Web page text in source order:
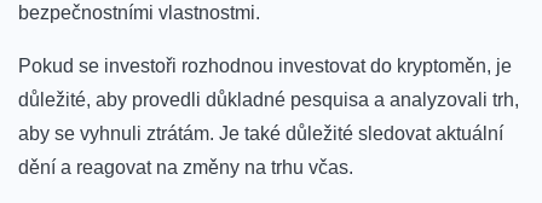
bezpečnostními vlastnostmi.
Pokud se investoři‍ rozhodnou investovat do kryptoměn, je
důležité, aby provedli důkladné pesquisa a analyzovali trh,
aby se vyhnuli ztrátám. Je také důležité ⁣sledovat aktuální
dění ⁣a reagovat​ na‌ změny na trhu včas.